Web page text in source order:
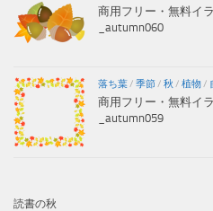
商用フリー・無料イ
_autumn060
落ち葉/ 季節/ 秋 / 植物/
商用フリー・無料イ
_autumn059
読書の秋